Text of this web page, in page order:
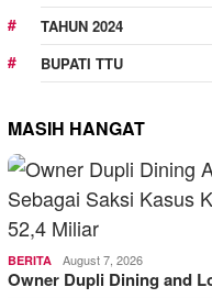
TAHUN 2024
BUPATI TTU
MASIH HANGAT
BERITA August 7, 2026
Owner Dupli Dining and